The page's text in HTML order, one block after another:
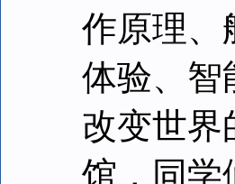
作原理、
体验、智
改变世界
馆，同学